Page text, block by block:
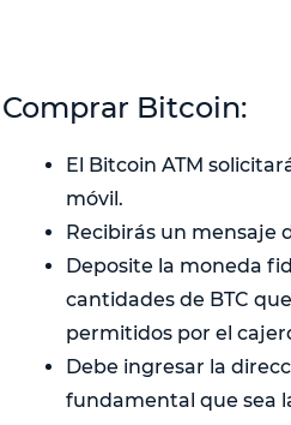
Comprar Bitcoin:
El Bitcoin ATM
móvil.
Recibirás un mensaje
Deposite la moneda
cantidades de BTC
permitidos por el
Debe ingresar la
fundamental que sea